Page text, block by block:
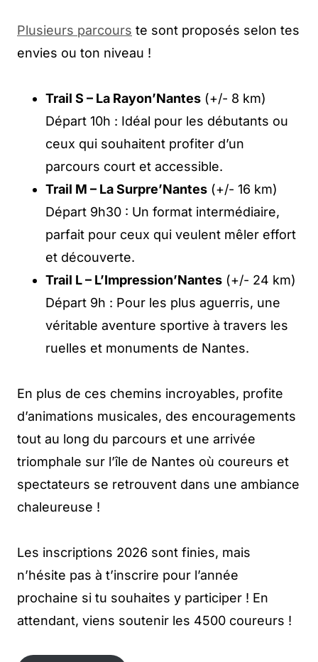
Plusieurs parcours te sont proposés selon tes
envies ou ton niveau !
Trail S – La Rayon’Nantes (+/- 8 km)
Départ 10h : Idéal pour les débutants ou
ceux qui souhaitent profiter d’un
parcours court et accessible.
Trail M – La Surpre’Nantes (+/- 16 km)
Départ 9h30 : Un format intermédiaire,
parfait pour ceux qui veulent mêler effort
et découverte.
Trail L – L’Impression’Nantes (+/- 24 km)
Départ 9h : Pour les plus aguerris, une
véritable aventure sportive à travers les
ruelles et monuments de Nantes.
En plus de ces chemins incroyables, profite
d’animations musicales, des encouragements
tout au long du parcours et une arrivée
triomphale sur l’île de Nantes où coureurs et
spectateurs se retrouvent dans une ambiance
chaleureuse !
Les inscriptions 2026 sont finies, mais
n’hésite pas à t’inscrire pour l’année
prochaine si tu souhaites y participer ! En
attendant, viens soutenir les 4500 coureurs !